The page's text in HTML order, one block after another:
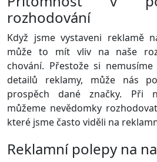
rozhodování
Když jsme vystaveni reklamě
může to mít vliv na naše
chování. Přestože si
detailů reklamy, může nás
prospěch dané značky. Při
můžeme nevědomky
které jsme často viděli na
Reklamní polepy na